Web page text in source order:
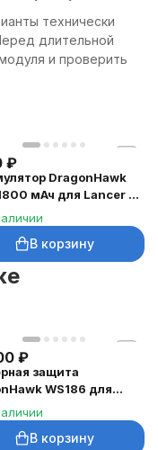
технически
длительной
и проверить
₽
DragonHawk
мАч для Lancer и
В корзину
₽
защита
WS186 для
В корзину